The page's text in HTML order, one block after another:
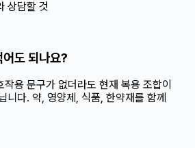
상담할 것
도 되나요?
용 문구가 없더라도 현재 복용 조합이
니다. 약, 영양제, 식품, 한약재를 함께